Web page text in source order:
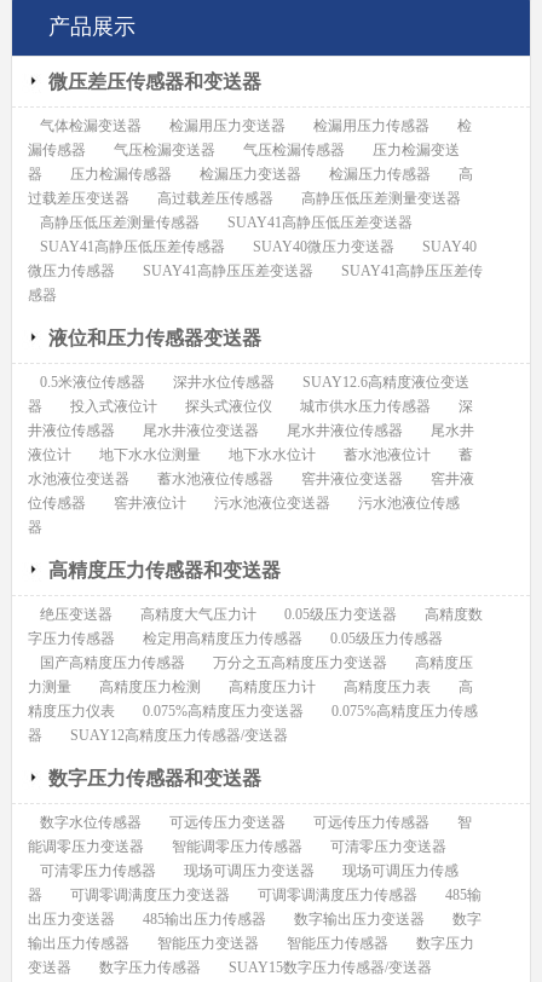
产品展示
微压差压传感器和变送器
气体检漏变送器 检漏用压力变送器 检漏用压力传感器
检
漏传感器
气压检漏变送器 气压检漏传感器
压力检漏变送
器
压力检漏传感器 检漏压力变送器 检漏压力传感器
高
过载差压变送器
高过载差压传感器
高静压低压差测量变送器
高静压低压差测量传感器
SUAY41高静压低压差变送器
SUAY41高静压低压差传感器
SUAY40微压力变送器
SUAY40
微压力传感器
SUAY41高静压压差变送器
SUAY41高静压压差传
感器
液位和压力传感器变送器
0.5米液位传感器 深井水位传感器
SUAY12.6高精度液位变送
器
投入式液位计 探头式液位仪 城市供水压力传感器
深
井液位传感器
尾水井液位变送器 尾水井液位传感器
尾水井
液位计
地下水水位测量 地下水水位计 蓄水池液位计
蓄
水池液位变送器
蓄水池液位传感器 窖井液位变送器
窖井液
位传感器
窖井液位计 污水池液位变送器
污水池液位传感
器
高精度压力传感器和变送器
绝压变送器 高精度大气压力计 0.05级压力变送器
高精度数
字压力传感器
检定用高精度压力传感器
0.05级压力传感器
国产高精度压力传感器
万分之五高精度压力变送器
高精度压
力测量
高精度压力检测 高精度压力计 高精度压力表
高
精度压力仪表
0.075%高精度压力变送器
0.075%高精度压力传感
器
SUAY12高精度压力传感器/变送器
数字压力传感器和变送器
数字水位传感器 可远传压力变送器 可远传压力传感器
智
能调零压力变送器
智能调零压力传感器
可清零压力变送器
可清零压力传感器
现场可调压力变送器
现场可调压力传感
器
可调零调满度压力变送器 可调零调满度压力传感器
485输
出压力变送器
485输出压力传感器 数字输出压力变送器
数字
输出压力传感器
智能压力变送器 智能压力传感器
数字压力
变送器
数字压力传感器 SUAY15数字压力传感器/变送器